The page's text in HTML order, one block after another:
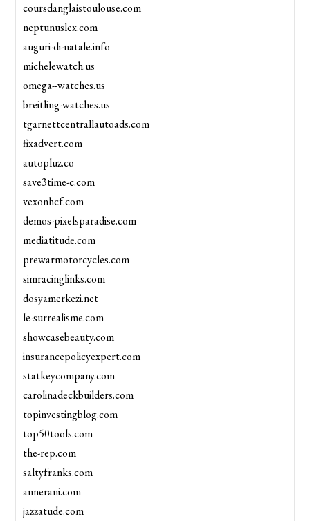
coursdanglaistoulouse.com
neptunuslex.com
auguri-di-natale.info
michelewatch.us
omega--watches.us
breitling-watches.us
tgarnettcentrallautoads.com
fixadvert.com
autopluz.co
save3time-c.com
vexonhcf.com
demos-pixelsparadise.com
mediatitude.com
prewarmotorcycles.com
simracinglinks.com
dosyamerkezi.net
le-surrealisme.com
showcasebeauty.com
insurancepolicyexpert.com
statkeycompany.com
carolinadeckbuilders.com
topinvestingblog.com
top50tools.com
the-rep.com
saltyfranks.com
annerani.com
jazzatude.com